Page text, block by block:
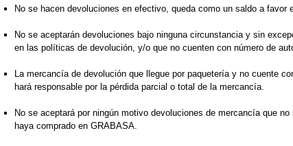
No se hacen devoluciones en efectivo, queda como un saldo a favor
No se aceptarán devoluciones bajo ninguna circunstancia y sin
en las políticas de devolución, y/o que no cuenten con número de
La mercancía de devolución que llegue por paquetería y no cuente
hará responsable por la pérdida parcial o total de la mercancía.
No se aceptará por ningún motivo devoluciones de mercancía que no
haya comprado en GRABASA.